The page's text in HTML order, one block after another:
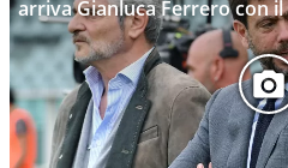
arriva Gianluca Ferrero con